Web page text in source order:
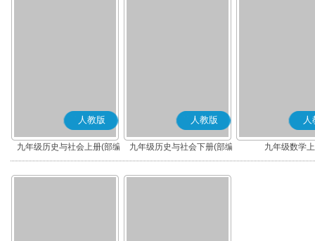
人教版
九年级历史与社会上册(部编
版)
人教版
九年级历史与社会下册(部编
版)
人
九年级数学